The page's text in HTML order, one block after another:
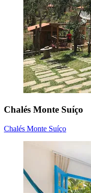
Chalés Monte Suíço
Chalés Monte Suíço